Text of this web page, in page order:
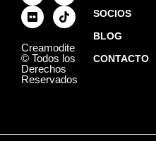
Creamodite
© Todos los
Derechos
Reservados
SOCIOS
BLOG
CONTACTO